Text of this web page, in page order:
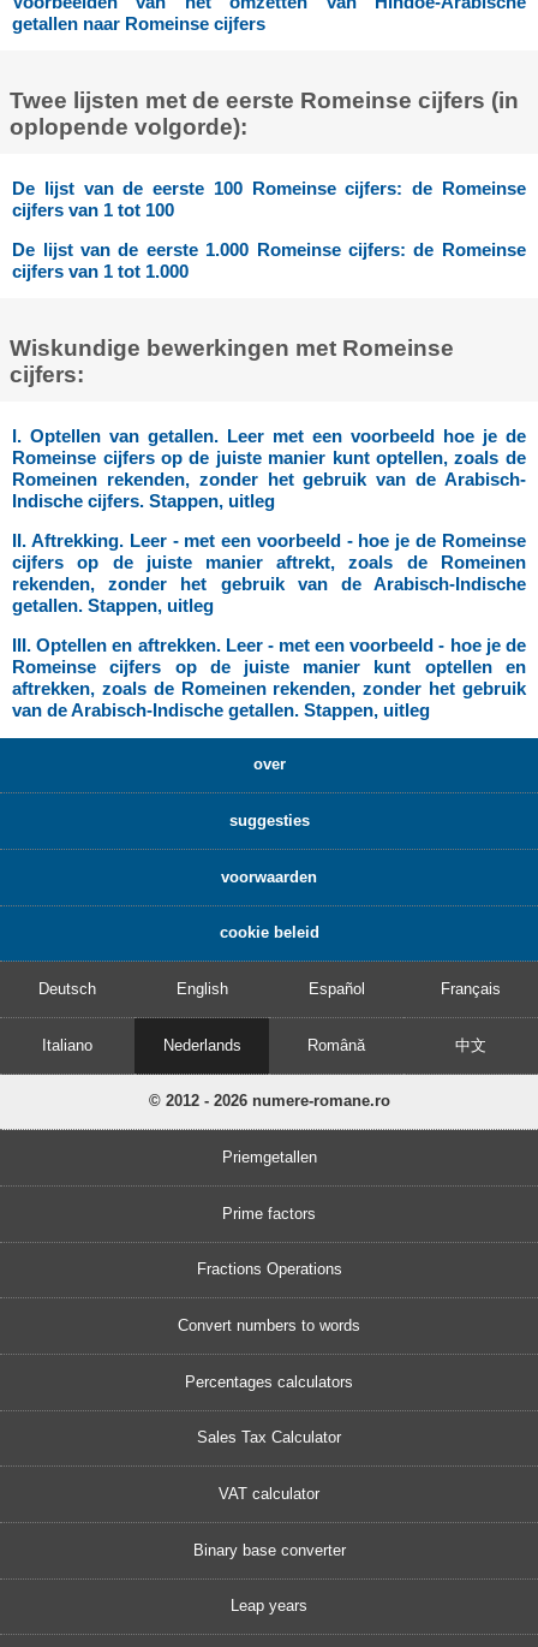
getallen naar Romeinse cijfers
Twee lijsten met de eerste Romeinse cijfers (in
oplopende volgorde):
De lijst van de eerste 100 Romeinse cijfers: de Romeinse
cijfers van 1 tot 100
De lijst van de eerste 1.000 Romeinse cijfers: de Romeinse
cijfers van 1 tot 1.000
Wiskundige bewerkingen met Romeinse
cijfers:
I. Optellen van getallen. Leer met een voorbeeld hoe je de
Romeinse cijfers op de juiste manier kunt optellen, zoals de
Romeinen rekenden, zonder het gebruik van de Arabisch-
Indische cijfers. Stappen, uitleg
II. Aftrekking. Leer - met een voorbeeld - hoe je de Romeinse
cijfers op de juiste manier aftrekt, zoals de Romeinen
rekenden, zonder het gebruik van de Arabisch-Indische
getallen. Stappen, uitleg
III. Optellen en aftrekken. Leer - met een voorbeeld - hoe je de
Romeinse cijfers op de juiste manier kunt optellen en
aftrekken, zoals de Romeinen rekenden, zonder het gebruik
van de Arabisch-Indische getallen. Stappen, uitleg
over
suggesties
voorwaarden
cookie beleid
Deutsch English Español Français
Italiano Nederlands Română 中文
© 2012 - 2026 numere-romane.ro
Priemgetallen
Prime factors
Fractions Operations
Convert numbers to words
Percentages calculators
Sales Tax Calculator
VAT calculator
Binary base converter
Leap years